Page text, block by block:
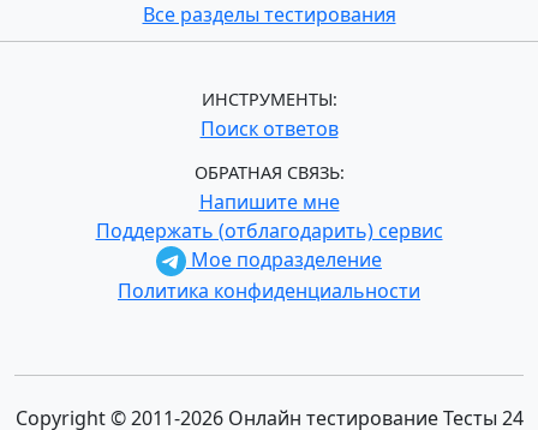
Все разделы тестирования
ИНСТРУМЕНТЫ:
Поиск ответов
ОБРАТНАЯ СВЯЗЬ:
Напишите мне
Поддержать (отблагодарить) сервис
Мое подразделение
Политика конфиденциальности
Copyright © 2011-2026 Онлайн тестирование Тесты 24